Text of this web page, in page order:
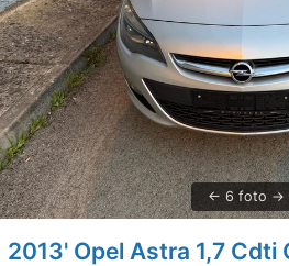
6 foto
2013' Opel Astra 1,7 Cdti